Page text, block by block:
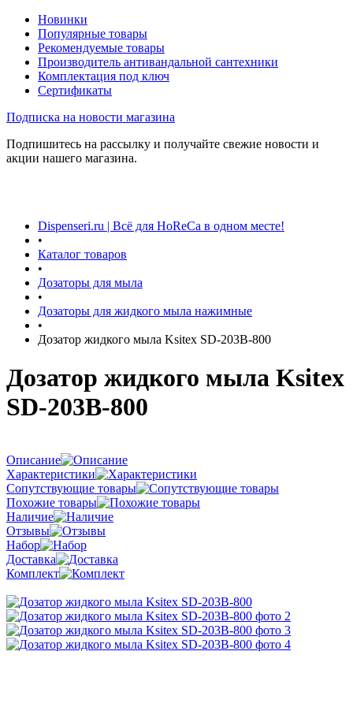
Новинки
Популярные товары
Рекомендуемые товары
Производитель антивандальной сантехники
Комплектация под ключ
Сертификаты
Подписка на новости магазина
Подпишитесь на рассылку и получайте свежие новости и
акции нашего магазина.
Dispenseri.ru | Всё для HoReCa в одном месте!
•
Каталог товаров
•
Дозаторы для мыла
•
Дозаторы для жидкого мыла нажимные
•
Дозатор жидкого мыла Ksitex SD-203B-800
Дозатор жидкого мыла Ksitex
SD-203B-800
Описание
Характеристики
Сопутствующие товары
Похожие товары
Наличие
Отзывы
Набор
Доставка
Комплект